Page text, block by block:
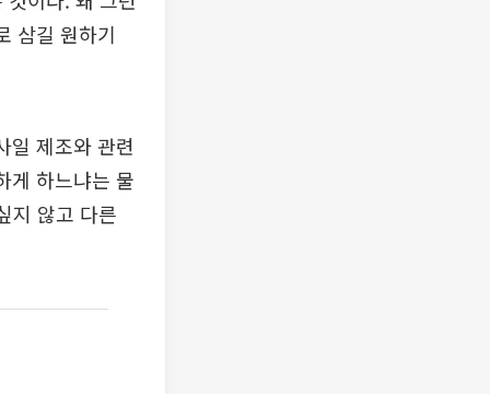
삼길 원하기
일 제조와 관련
게 하느냐는 물
지 않고 다른